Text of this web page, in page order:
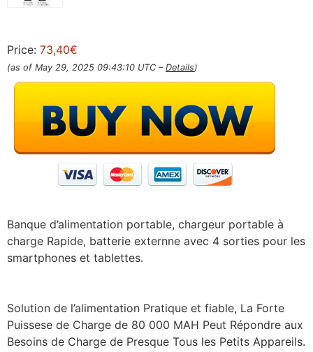
Price: 73,40€
(as of May 29, 2025 09:43:10 UTC – Details)
Banque d’alimentation portable, chargeur portable à
charge Rapide, batterie externne avec 4 sorties pour les
smartphones et tablettes.
Solution de l’alimentation Pratique et fiable, La Forte
Puissese de Charge de 80 000 MAH Peut Répondre aux
Besoins de Charge de Presque Tous les Petits Appareils.